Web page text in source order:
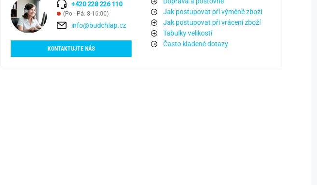
+420 228 226 110
(Po - Pá: 8-16:00)
info@budchlap.cz
KONTAKTUJTE NÁS
Jak postupovat při výměně zboží
Jak postupovat při vrácení zboží
Tabulky velikostí
Často kladené dotazy